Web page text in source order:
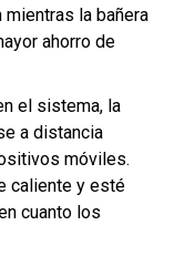
la bañera
ahorro de
el sistema, la
a distancia
móviles.
caliente y esté
cuanto los